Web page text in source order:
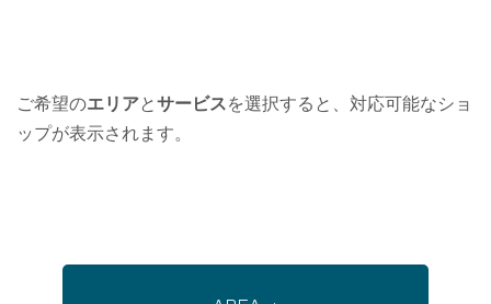
ご希望のエリアとサービスを選択すると、対応可能なショ
ップが表示されます。